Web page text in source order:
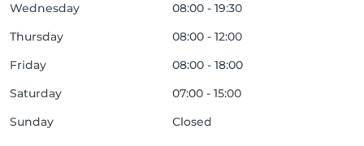
Wednesday
08:00 - 19:30
Thursday
08:00 - 12:00
Friday
08:00 - 18:00
Saturday
07:00 - 15:00
Sunday
Closed